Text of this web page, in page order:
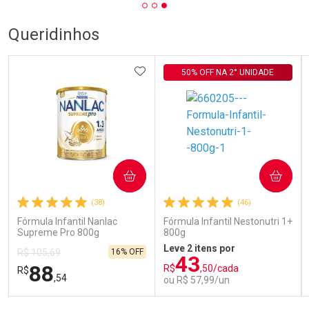
Queridinhos
(38)
Fórmula Infantil Nanlac
Supreme Pro 800g
R$ 105,69
R$88,54
16% OFF
ADICIONAR AOS FAVORITOS
COMPRAR
(46)
Fórmula Infantil Nestonutri 1+
800g
50% OFF NA 2° UNIDADE
Leve 2 itens por
R$43,50/cada
ou R$ 57,99/un
COMPRAR